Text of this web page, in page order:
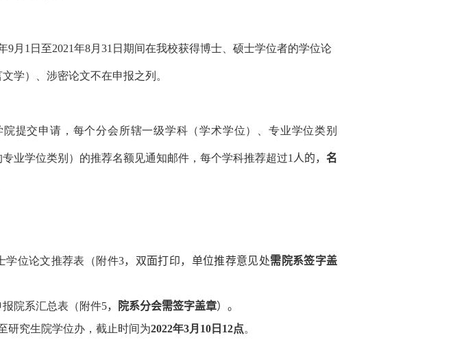
9月 1 日至2021年8月31 日期间在我校获得博士、硕士学位者的学位论
学）、涉密论文不在申报之列。
提交申请，每个分会所辖一级学科（学术学位）、专业学位类别
专业学位类别）的推荐名额见通知邮件，每个学科推荐超过1 人的， 名
学位论文推荐表（附件3，双面打印，单位推荐意见处需院系签字盖
院系汇总表（附件5， 院系分会需签字盖章）。
研究生院学位办，截止时间为2022年3月 10 日 12点。